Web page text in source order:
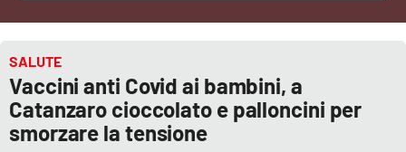
Politica
Sanità
SALUTE
Vaccini anti Covid ai bambini, a
Catanzaro cioccolato e palloncini per
smorzare la tensione